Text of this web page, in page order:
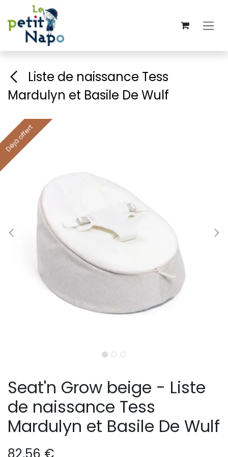
Se rendre au contenu
Liste de naissance Tess
Mardulyn et Basile De Wulf
Déjà offert
Déjà offert
Seat'n Grow beige - Liste
de naissance Tess
Mardulyn et Basile De Wulf